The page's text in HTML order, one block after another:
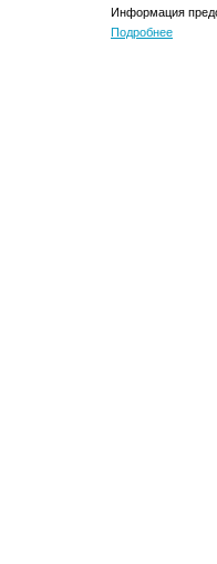
Информация
Подробнее